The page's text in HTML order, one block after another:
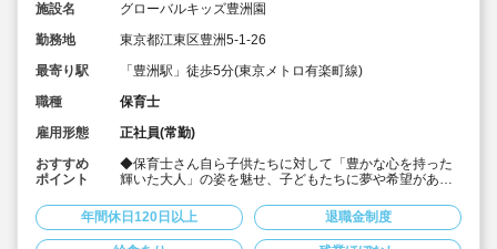
施設名
グローバルキッズ豊洲園
勤務地
東京都江東区豊洲5-1-26
最寄り駅
「豊洲駅」徒歩5分(東京メトロ有楽町線)
職種
保育士
雇用形態
正社員(常勤)
おすすめ
ポイント
◆保育士さん自ら子供たちに対して「豊かな心を持った
輝いた大人」の姿を魅せ、子どもたちに夢や希望がある
◆年間休日125日以上！
◆子育て期間中は時短勤務OK
◆半日有給OKで子育て中の方も働きやすい環境です
年間休日120日以上 退職金制度